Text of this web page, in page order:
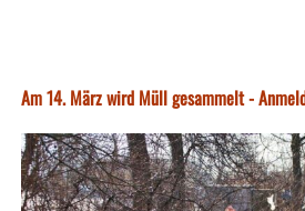
Am 14. März wird Müll gesammelt -